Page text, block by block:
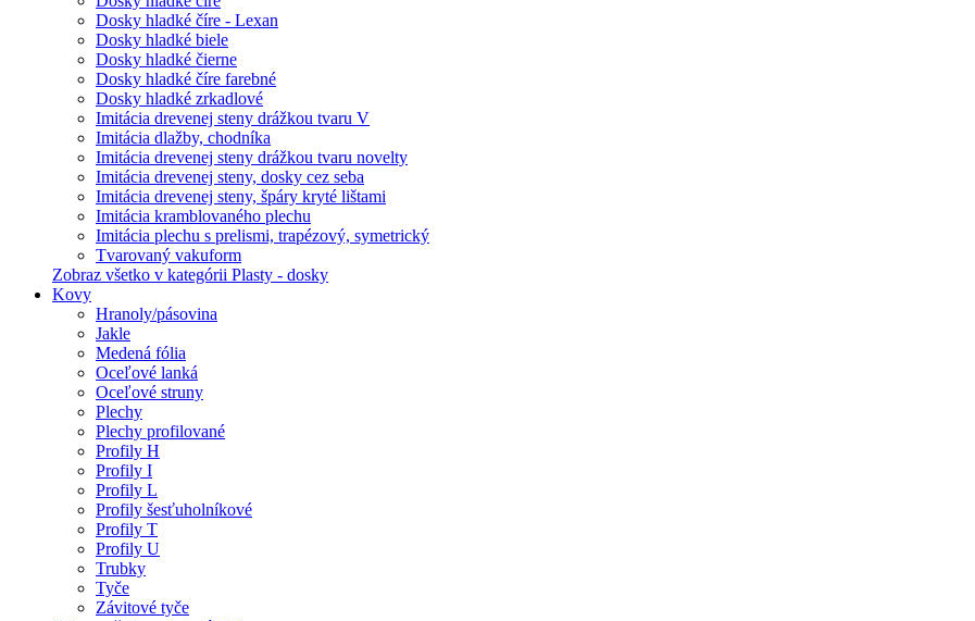
Dosky hladké číre - Lexan
Dosky hladké biele
Dosky hladké čierne
Dosky hladké číre farebné
Dosky hladké zrkadlové
Imitácia drevenej steny drážkou tvaru V
Imitácia dlažby, chodníka
Imitácia drevenej steny drážkou tvaru novelty
Imitácia drevenej steny, dosky cez seba
Imitácia drevenej steny, špáry kryté lištami
Imitácia kramblovaného plechu
Imitácia plechu s prelismi, trapézový, symetrický
Tvarovaný vakuform
Zobraz všetko v kategórii Plasty - dosky
Kovy
Hranoly/pásovina
Jakle
Medená fólia
Oceľové lanká
Oceľové struny
Plechy
Plechy profilované
Profily H
Profily I
Profily L
Profily šesťuholníkové
Profily T
Profily U
Trubky
Tyče
Závitové tyče